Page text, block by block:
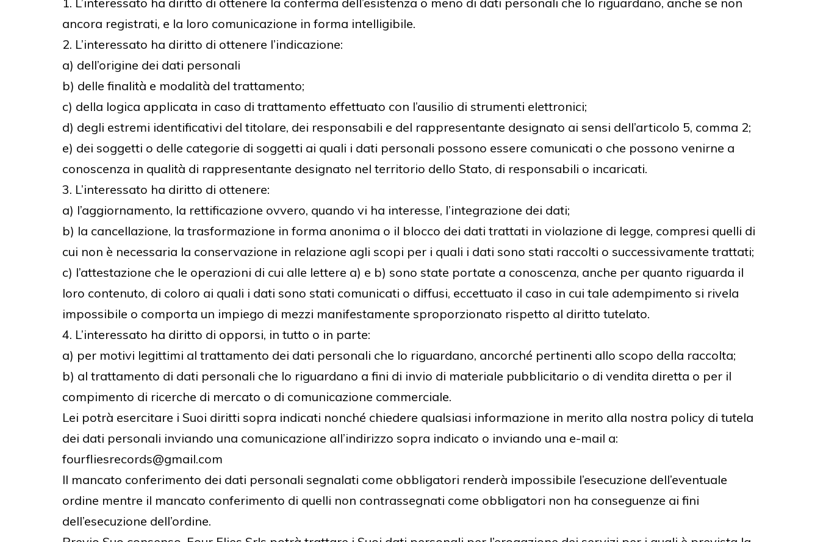
ancora registrati, e la loro comunicazione in forma intelligibile.
2. L’interessato ha diritto di ottenere l’indicazione:
a) dell’origine dei dati personali
b) delle finalità e modalità del trattamento;
c) della logica applicata in caso di trattamento effettuato con l’ausilio di strumenti elettronici;
d) degli estremi identificativi del titolare, dei responsabili e del rappresentante designato ai sensi dell’articolo 5, comma 2;
e) dei soggetti o delle categorie di soggetti ai quali i dati personali possono essere comunicati o che possono venirne a
conoscenza in qualità di rappresentante designato nel territorio dello Stato, di responsabili o incaricati.
3. L’interessato ha diritto di ottenere:
a) l’aggiornamento, la rettificazione ovvero, quando vi ha interesse, l’integrazione dei dati;
b) la cancellazione, la trasformazione in forma anonima o il blocco dei dati trattati in violazione di legge, compresi quelli di
cui non è necessaria la conservazione in relazione agli scopi per i quali i dati sono stati raccolti o successivamente trattati;
c) l’attestazione che le operazioni di cui alle lettere a) e b) sono state portate a conoscenza, anche per quanto riguarda il
loro contenuto, di coloro ai quali i dati sono stati comunicati o diffusi, eccettuato il caso in cui tale adempimento si rivela
impossibile o comporta un impiego di mezzi manifestamente sproporzionato rispetto al diritto tutelato.
4. L’interessato ha diritto di opporsi, in tutto o in parte:
a) per motivi legittimi al trattamento dei dati personali che lo riguardano, ancorché pertinenti allo scopo della raccolta;
b) al trattamento di dati personali che lo riguardano a fini di invio di materiale pubblicitario o di vendita diretta o per il
compimento di ricerche di mercato o di comunicazione commerciale.
Lei potrà esercitare i Suoi diritti sopra indicati nonché chiedere qualsiasi informazione in merito alla nostra policy di tutela
dei dati personali inviando una comunicazione all’indirizzo sopra indicato o inviando una e-mail a:
fourfliesrecords@gmail.com
Il mancato conferimento dei dati personali segnalati come obbligatori renderà impossibile l’esecuzione dell’eventuale
ordine mentre il mancato conferimento di quelli non contrassegnati come obbligatori non ha conseguenze ai fini
dell’esecuzione dell’ordine.